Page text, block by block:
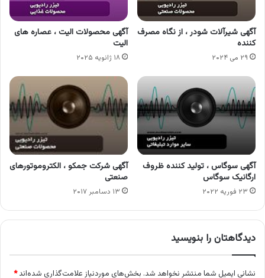
آگهی شیرآلات شودر ، از نگاه مصرف
کننده
۲۹ می ۲۰۲۴
آگهی محصولات الیت ، عصاره های
الیت
۱۸ ژانویه ۲۰۲۵
آگهی سوگاس ، تولید کننده ظروف
ارگانیک سوگاس
۲۳ فوریه ۲۰۲۲
آگهی شرکت جمکو ، الکتروموتورهای
صنعتی
۱۳ دسامبر ۲۰۱۷
دیدگاهتان را بنویسید
نشانی ایمیل شما منتشر نخواهد شد. بخش‌های موردنیاز علامت‌گذاری شده‌اند*